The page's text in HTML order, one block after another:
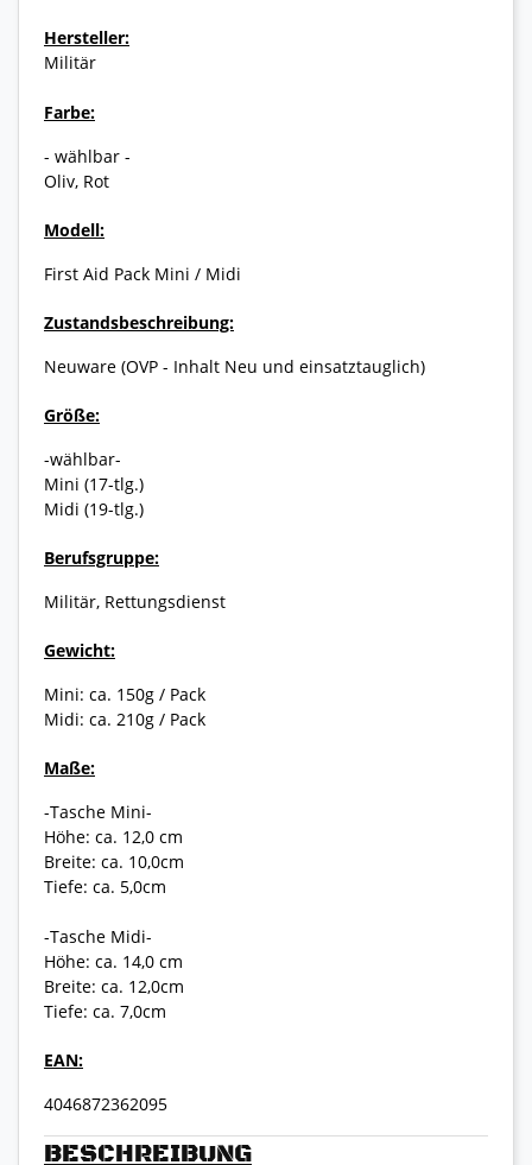
BESCHREIBUNG
Hersteller:
Militär
Farbe:
- wählbar -
Oliv, Rot
Modell:
First Aid Pack Mini / Midi
Zustandsbeschreibung:
Neuware (OVP - Inhalt Neu und einsatztauglich)
Größe:
-wählbar-
Mini (17-tlg.)
Midi (19-tlg.)
Berufsgruppe:
Militär, Rettungsdienst
Gewicht:
Mini: ca. 150g / Pack
Midi: ca. 210g / Pack
Maße:
-Tasche Mini-
Höhe: ca. 12,0 cm
Breite: ca. 10,0cm
Tiefe: ca. 5,0cm
-Tasche Midi-
Höhe: ca. 14,0 cm
Breite: ca. 12,0cm
Tiefe: ca. 7,0cm
EAN:
4046872362095